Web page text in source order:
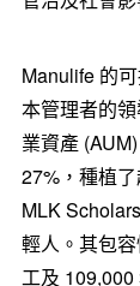
Manulife 的
本管理者的
業資產
27%，種植
MLK
輕人。其包
工及